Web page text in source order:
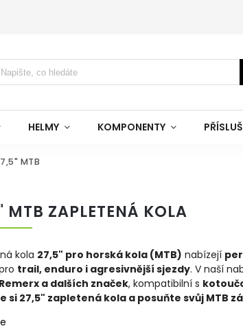
HELMY KOMPONENTY
MTB
MTB ZAPLETENÁ KOLA
kola 27,5" pro horská kola (MTB) nabízejí
trail, enduro i agresivnější sjezdy. V naší
a dalších značek, kompatibilní s
si 27,5" zapletená kola a posuňte svůj MTB